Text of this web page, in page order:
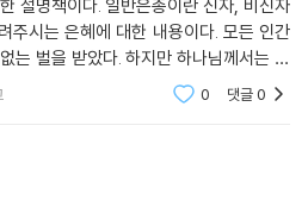
설명책이다. 일반은총이란 신자, 비신자
주시는 은혜에 대한 내용이다. 모든 인간
는 벌을 받았다. 하지만 하나님께서는 사
내려주신다. 바로 이 세상이 유지될 수
0 댓글0